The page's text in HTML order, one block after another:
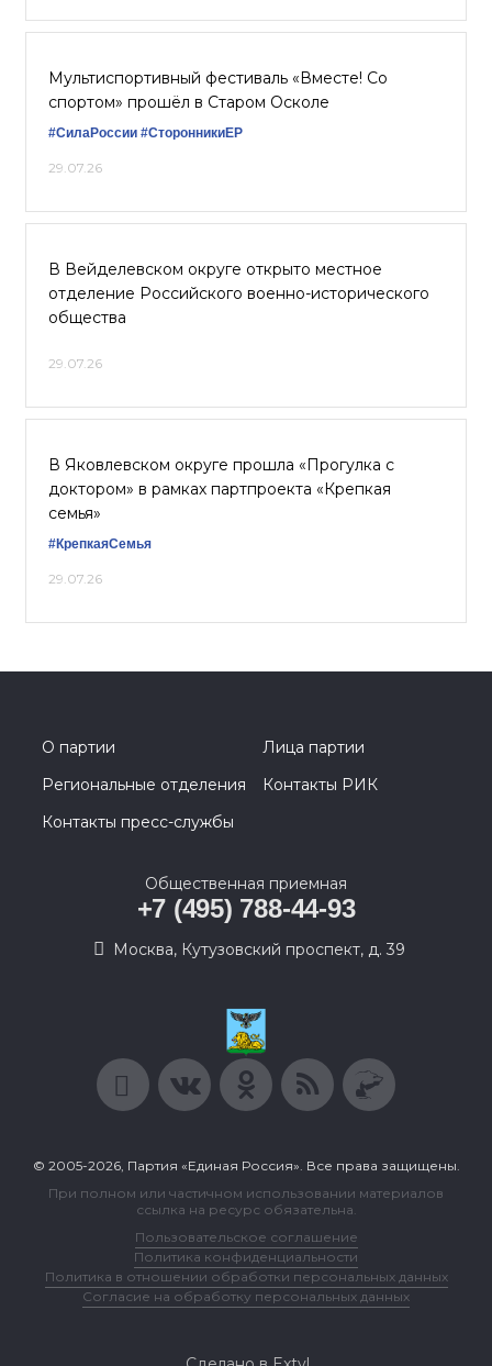
Мультиспортивный фестиваль «Вместе! Со
спортом» прошёл в Старом Осколе
#СилаРоссии #СторонникиЕР
29.07.26
В Вейделевском округе открыто местное
отделение Российского военно-исторического
общества
29.07.26
В Яковлевском округе прошла «Прогулка с
доктором» в рамках партпроекта «Крепкая
семья»
#КрепкаяСемья
29.07.26
О партии
Лица партии
Региональные отделения
Контакты РИК
Контакты пресс-службы
Общественная приемная
+7 (495) 788-44-93
Москва, Кутузовский проспект, д. 39
© 2005-2026, Партия «Единая Россия». Все права защищены.
При полном или частичном использовании материалов
ссылка на ресурс обязательна.
Пользовательское соглашение
Политика конфиденциальности
Политика в отношении обработки персональных данных
Согласие на обработку персональных данных